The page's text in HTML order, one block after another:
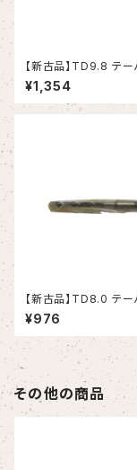
【新古品】TD9.8 テーパーシャ
¥1,354
【新古品】TD8.0 テーパーシャ
¥976
その他の商品